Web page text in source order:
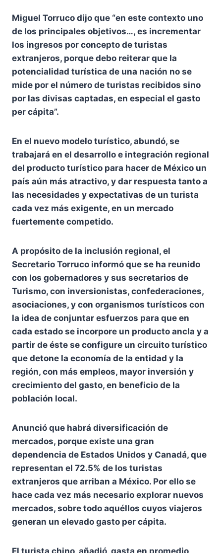
Miguel Torruco dijo que “en este contexto uno
de los principales objetivos…, es incrementar
los ingresos por concepto de turistas
extranjeros, porque debo reiterar que la
potencialidad turística de una nación no se
mide por el número de turistas recibidos sino
por las divisas captadas, en especial el gasto
per cápita”.
En el nuevo modelo turístico, abundó, se
trabajará en el desarrollo e integración regional
del producto turístico para hacer de México un
país aún más atractivo, y dar respuesta tanto a
las necesidades y expectativas de un turista
cada vez más exigente, en un mercado
fuertemente competido.
A propósito de la inclusión regional, el
Secretario Torruco informó que se ha reunido
con los gobernadores y sus secretarios de
Turismo, con inversionistas, confederaciones,
asociaciones, y con organismos turísticos con
la idea de conjuntar esfuerzos para que en
cada estado se incorpore un producto ancla y a
partir de éste se configure un circuito turístico
que detone la economía de la entidad y la
región, con más empleos, mayor inversión y
crecimiento del gasto, en beneficio de la
población local.
Anunció que habrá diversificación de
mercados, porque existe una gran
dependencia de Estados Unidos y Canadá, que
representan el 72.5% de los turistas
extranjeros que arriban a México. Por ello se
hace cada vez más necesario explorar nuevos
mercados, sobre todo aquéllos cuyos viajeros
generan un elevado gasto per cápita.